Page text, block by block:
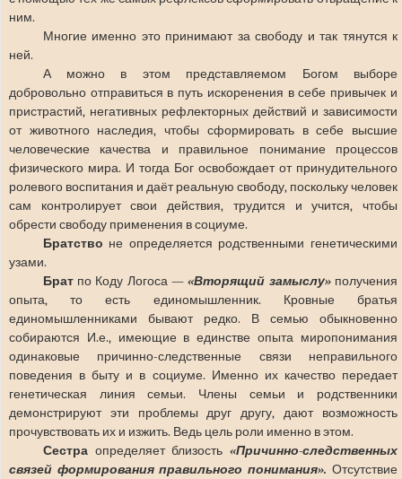
ним.
Многие именно это принимают за свободу и так тянутся к
ней.
А можно в этом представляемом Богом выборе
добровольно отправиться в путь искоренения в себе привычек и
пристрастий, негативных рефлекторных действий и зависимости
от животного наследия, чтобы сформировать в себе высшие
человеческие качества и правильное понимание процессов
физического мира. И тогда Бог освобождает от принудительного
ролевого воспитания и даёт реальную свободу, поскольку человек
сам контролирует свои действия, трудится и учится, чтобы
обрести свободу применения в социуме.
Братство не определяется родственными генетическими
узами.
Брат по Коду Логоса —«Вторящий замыслу» получения
опыта, то есть единомышленник. Кровные братья
единомышленниками бывают редко. В семью обыкновенно
собираются И.е., имеющие в единстве опыта миропонимания
одинаковые причинно-следственные связи неправильного
поведения в быту и в социуме. Именно их качество передает
генетическая линия семьи. Члены семьи и родственники
демонстрируют эти проблемы друг другу, дают возможность
прочувствовать их и изжить. Ведь цель роли именно в этом.
Сестра определяет близость«Причинно-следственных
связей формирования правильного понимания». Отсутствие